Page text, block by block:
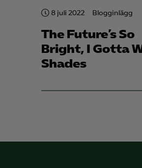
8 juli 2022 Blogginlägg
The Future’s So
Bright, I Gotta
Shades